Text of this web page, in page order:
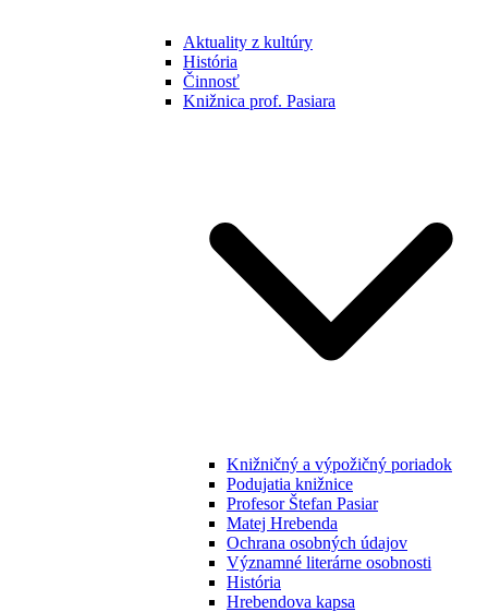
Aktuality z kultúry
História
Činnosť
Knižnica prof. Pasiara
Knižničný a výpožičný poriadok
Podujatia knižnice
Profesor Štefan Pasiar
Matej Hrebenda
Ochrana osobných údajov
Významné literárne osobnosti
História
Hrebendova kapsa